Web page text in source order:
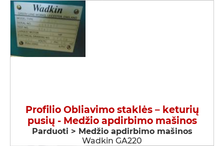
Profilio Obliavimo staklės – keturių
pusių - Medžio apdirbimo mašinos
Parduoti > Medžio apdirbimo mašinos
Wadkin GA220